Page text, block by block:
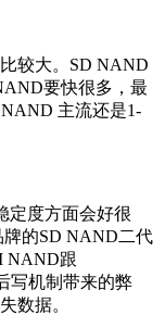
较大。SD NAND
要快很多，最
主流还是1-
定度方面会好很
的SD NAND二代
NAND跟
写机制带来的弊
数据。